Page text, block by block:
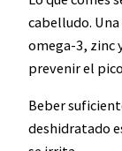
cabelludo.
omega-3, zinc
prevenir el
Beber
deshidratado